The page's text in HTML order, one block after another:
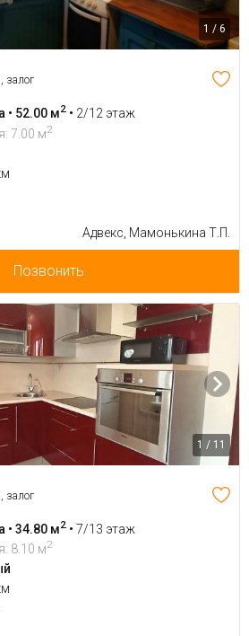
1 / 6
залог
• 52.00 м2 • 2/12 этаж
7.00 м2
Адвекс, Мамонькина Т.П.
Позвонить
1 / 11
залог
• 34.80 м2 • 7/13 этаж
8.10 м2